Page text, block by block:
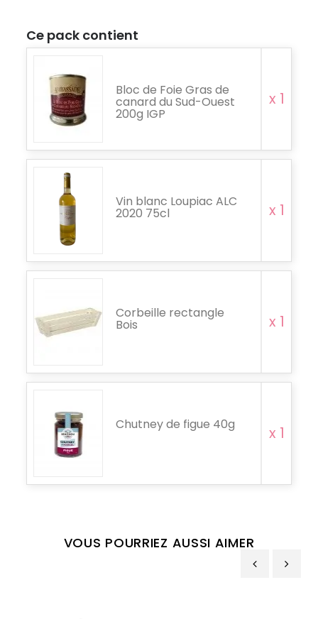
Ce pack contient
Bloc de Foie Gras de
canard du Sud-Ouest
200g IGP
x 1
Vin blanc Loupiac ALC
2020 75cl x 1
Corbeille rectangle
Bois x 1
Chutney de figue 40g x 1
VOUS POURRIEZ AUSSI AIMER